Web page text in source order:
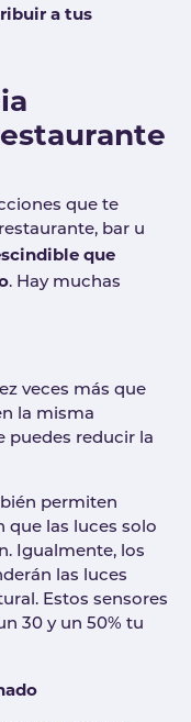
a tus
que te
bar u
que
. Hay muchas
veces más que
la misma
puedes reducir la
permiten
que las luces solo
Igualmente, los
las luces
Estos sensores
30 y un 50% tu